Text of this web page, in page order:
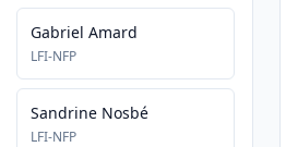
Gabriel Amard
LFI-NFP
Sandrine Nosbé
LFI-NFP